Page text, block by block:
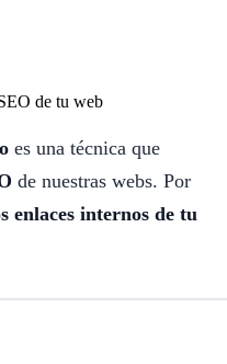
es una técnica que
de nuestras webs. Por
enlaces internos de tu